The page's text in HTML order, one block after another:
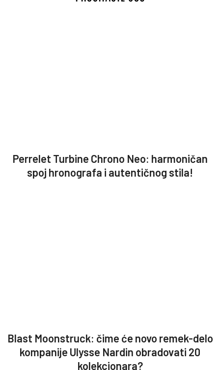
Perrelet Turbine Chrono Neo: harmoničan
spoj hronografa i autentičnog stila!
Blast Moonstruck: čime će novo remek-delo
kompanije Ulysse Nardin obradovati 20
kolekcionara?